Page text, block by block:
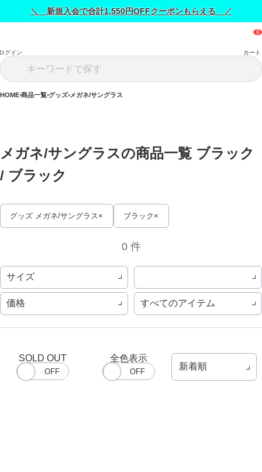
＼ 新規入会で合計1,550円OFFクーポンもらえる ／
グイン カート
HOME 商品一覧 グッズ メガネ/サングラス
メガネ/サングラスの商品一覧 ブラック
/ ブラック
グッズ メガネ/サングラス ブラック
0 件
サイズ
価格 すべてのアイテム
SOLD OUT 全色表示